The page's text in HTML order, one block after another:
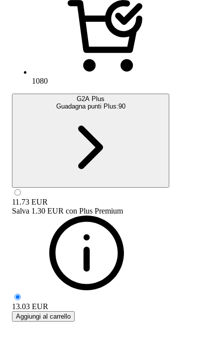
1080
G2A Plus
Guadagna punti Plus:90
11.73 EUR
Salva 1.30 EUR con Plus Premium
13.03 EUR
Aggiungi al carrello